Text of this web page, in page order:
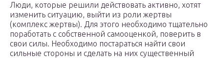
Люди, которые решили действовать активно, хотят
изменить ситуацию, выйти из роли жертвы
(комплекс жертвы). Для этого необходимо тщательно
поработать с собственной самооценкой, поверить в
свои силы. Необходимо постараться найти свои
сильные стороны и сделать на них существенный